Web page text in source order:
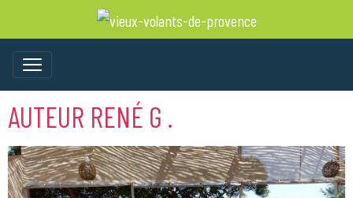
AUTEUR RENÉ G .